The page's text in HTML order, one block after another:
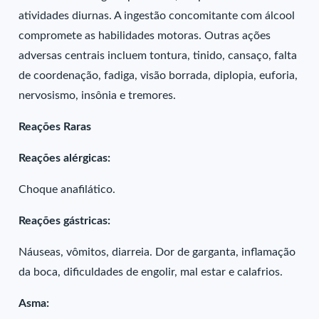
atividades diurnas. A ingestão concomitante com álcool
compromete as habilidades motoras. Outras ações
adversas centrais incluem tontura, tinido, cansaço, falta
de coordenação, fadiga, visão borrada, diplopia, euforia,
nervosismo, insônia e tremores.
Reações Raras
Reações alérgicas:
Choque anafilático.
Reações gástricas:
Náuseas, vômitos, diarreia. Dor de garganta, inflamação
da boca, dificuldades de engolir, mal estar e calafrios.
Asma: